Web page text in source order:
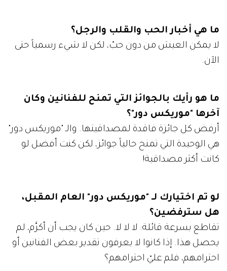
ما هي أخبار الحب والقلب والرجل؟
لا يمكن العيش من دون حبّ، لكن لا شيء رسمياً حتى
الآن.
ما هو رأيك بالجوائز التي تمنح للفنانين وكان
آخرها "موريكس دور"؟
أرفض كل جائزة فاقدة لمصداقيتها. والـ "موريكس دور"
هي الوحيدة التي تمنح حالياً جوائز، لكن كنت أفضل لو
كانت أكثر مصداقية!
لو تم اختيارك لـ "موريكس دور" العام المقبل،
هل سترفضين؟
تقاطع بسرعة قائلة: لا لا لا. حين كان يجب أن أكرَّم، لم
يحصل هذا. إذا كانوا لا يعرفون تقدير بعض الفنانين أو
احترامهم، فلم عليّ احترامهم؟